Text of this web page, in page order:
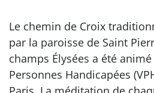
Le chemin de Croix
par la paroisse de Saint
champs Élysées a été
Personnes Handicapées